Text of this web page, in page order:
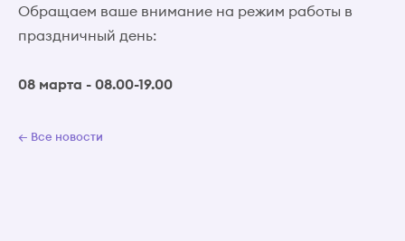
Обращаем ваше внимание на режим работы в
праздничный день:
08 марта - 08.00-19.00
← Все новости